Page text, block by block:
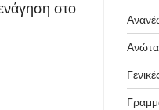
στο